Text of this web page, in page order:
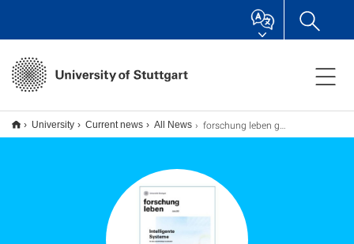
University Current news All News forschung leben gewinnt FOX AWARD in Silber